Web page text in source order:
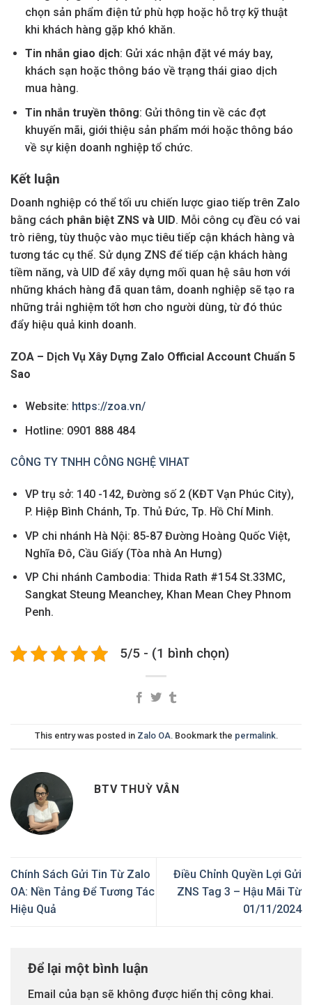
chọn sản phẩm điện tử phù hợp hoặc hỗ trợ kỹ thuật
khi khách hàng gặp khó khăn.
Tin nhắn giao dịch: Gửi xác nhận đặt vé máy bay,
khách sạn hoặc thông báo về trạng thái giao dịch
mua hàng.
Tin nhắn truyền thông: Gửi thông tin về các đợt
khuyến mãi, giới thiệu sản phẩm mới hoặc thông báo
về sự kiện doanh nghiệp tổ chức.
Kết luận
Doanh nghiệp có thể tối ưu chiến lược giao tiếp trên Zalo
bằng cách phân biệt ZNS và UID. Mỗi công cụ đều có vai
trò riêng, tùy thuộc vào mục tiêu tiếp cận khách hàng và
tương tác cụ thể. Sử dụng ZNS để tiếp cận khách hàng
tiềm năng, và UID để xây dựng mối quan hệ sâu hơn với
những khách hàng đã quan tâm, doanh nghiệp sẽ tạo ra
những trải nghiệm tốt hơn cho người dùng, từ đó thúc
đẩy hiệu quả kinh doanh.
ZOA – Dịch Vụ Xây Dựng Zalo Official Account Chuẩn 5
Sao
Website: https://zoa.vn/
Hotline: 0901 888 484
CÔNG TY TNHH CÔNG NGHỆ VIHAT
VP trụ sở: 140 -142, Đường số 2 (KĐT Vạn Phúc City),
P. Hiệp Bình Chánh, Tp. Thủ Đức, Tp. Hồ Chí Minh.
VP chi nhánh Hà Nội: 85-87 Đường Hoàng Quốc Việt,
Nghĩa Đô, Cầu Giấy (Tòa nhà An Hưng)
VP Chi nhánh Cambodia: Thida Rath #154 St.33MC,
Sangkat Steung Meanchey, Khan Mean Chey Phnom
Penh.
5/5 - (1 bình chọn)
This entry was posted in Zalo OA. Bookmark the permalink.
BTV THUỲ VÂN
Chính Sách Gửi Tin Từ Zalo
OA: Nền Tảng Để Tương Tác
Hiệu Quả
Điều Chỉnh Quyền Lợi Gửi
ZNS Tag 3 – Hậu Mãi Từ
01/11/2024
Để lại một bình luận
Email của bạn sẽ không được hiển thị công khai.